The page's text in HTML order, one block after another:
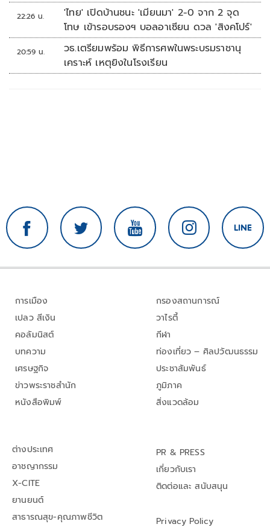
22:26 น.
'ไทย' เปิดบ้านชนะ 'เมียนมา' 2-0 จาก 2 จุด
โทษ เข้ารอบรองฯ บอลอาเซียน ดวล 'สิงคโปร์'
20:59 น.
วธ.เตรียมพร้อม พิธีการศพในพระบรมราชานุ
เคราะห์ เหตุยิงในโรงเรียน
การเมือง
เปลว สีเงิน
คอลัมนิสต์
บทความ
เศรษฐกิจ
ข่าวพระราชสำนัก
หนังสือพิมพ์
กรองสถานการณ์
วาไรตี้
กีฬา
ท่องเที่ยว – ศิลปวัฒนธรรม
ประชาสัมพันธ์
ภูมิภาค
สิ่งแวดล้อม
ต่างประเทศ
อาชญากรรม
X-CITE
ยานยนต์
สาธารณสุข-คุณภาพชีวิต
PR & PRESS
เกี่ยวกับเรา
ติดต่อและ สนับสนุน
Privacy Policy